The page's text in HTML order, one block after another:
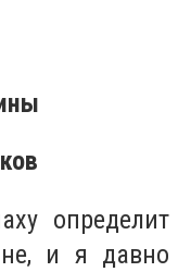
определит
и я давно